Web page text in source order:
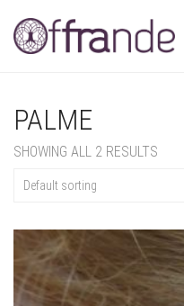
PALME
SHOWING ALL 2 RESULTS
Default sorting